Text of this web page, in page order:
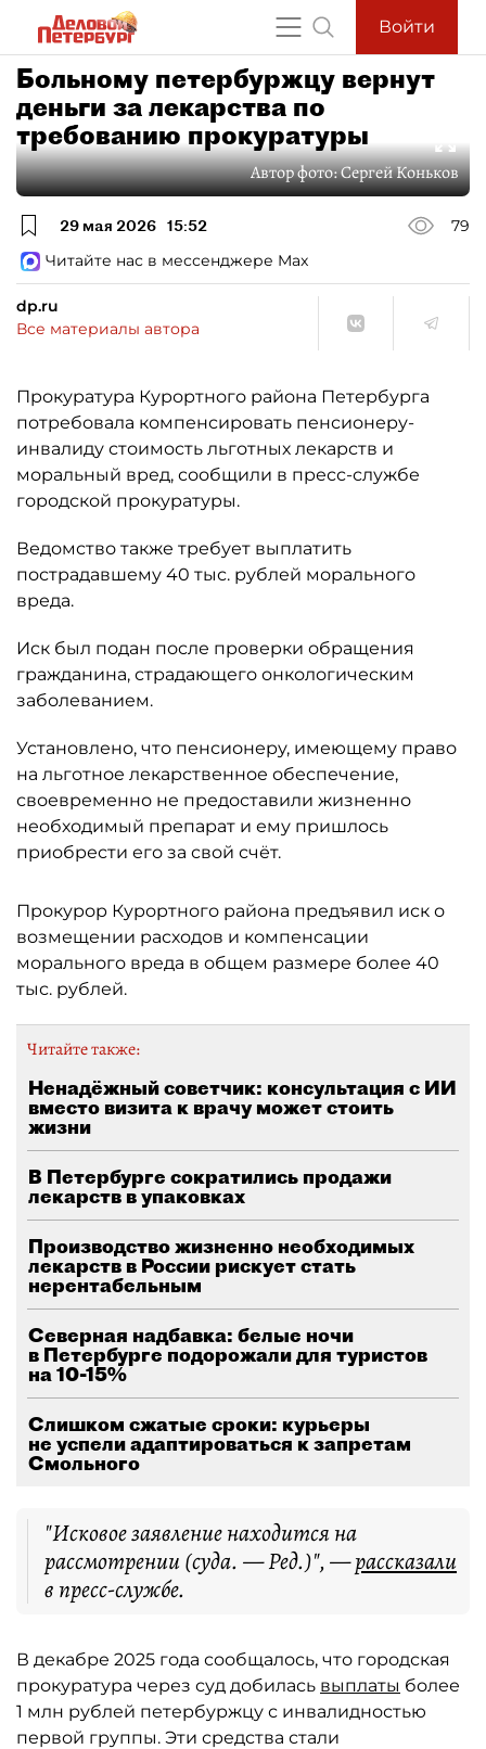
Войти
Больному петербуржцу вернут
деньги за лекарства по
требованию прокуратуры
Автор фото:Сергей Коньков
29 мая 2026 15:52
79
Читайте нас в мессенджере Max
dp.ru
Все материалы автора
Прокуратура Курортного района Петербурга
потребовала компенсировать пенсионеру-
инвалиду стоимость льготных лекарств и
моральный вред, сообщили в пресс-службе
городской прокуратуры.
Ведомство также требует выплатить
пострадавшему 40 тыс. рублей морального
вреда.
Иск был подан после проверки обращения
гражданина, страдающего онкологическим
заболеванием.
Установлено, что пенсионеру, имеющему право
на льготное лекарственное обеспечение,
своевременно не предоставили жизненно
необходимый препарат и ему пришлось
приобрести его за свой счёт.
Прокурор Курортного района предъявил иск о
возмещении расходов и компенсации
морального вреда в общем размере более 40
тыс. рублей.
Читайте также:
Ненадёжный советчик: консультация с ИИ
вместо визита к врачу может стоить
жизни
В Петербурге сократились продажи
лекарств в упаковках
Производство жизненно необходимых
лекарств в России рискует стать
нерентабельным
Северная надбавка: белые ночи
в Петербурге подорожали для туристов
на 10-15%
Слишком сжатые сроки: курьеры
не успели адаптироваться к запретам
Смольного
"Исковое заявление находится на
рассмотрении (суда. — Ред.)", —рассказали
в пресс-службе.
В декабре 2025 года сообщалось, что городская
прокуратура через суд добилась выплаты более
1 млн рублей петербуржцу с инвалидностью
первой группы. Эти средства стали